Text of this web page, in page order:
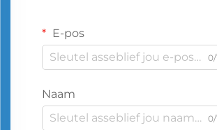
E-pos
0/
Naam
0/